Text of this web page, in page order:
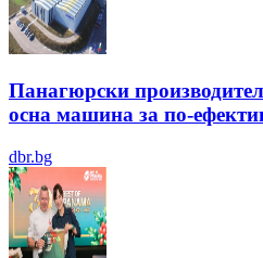
Панагюрски
осна машина за по-
dbr.bg